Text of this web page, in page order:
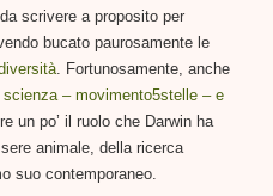
scrivere a proposito per
bucato paurosamente le
. Fortunosamente, anche
– movimento5stelle – e
un po’ il ruolo che Darwin ha
animale, della ricerca
suo contemporaneo.